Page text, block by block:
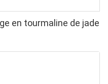
en tourmaline de jade